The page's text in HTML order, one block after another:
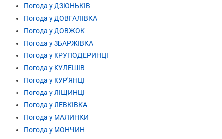
Погода у ДЗЮНЬКІВ
Погода у ДОВГАЛІВКА
Погода у ДОВЖОК
Погода у ЗБАРЖІВКА
Погода у КРУПОДЕРИНЦІ
Погода у КУЛЕШІВ
Погода у КУР'ЯНЦІ
Погода у ЛІЩИНЦІ
Погода у ЛЕВКІВКА
Погода у МАЛИНКИ
Погода у МОНЧИН